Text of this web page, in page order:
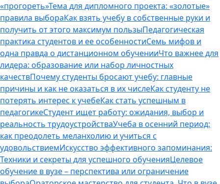
«прогореть»Тема для дипломного проекта: «золотые»
правила выбораКак взять учебу в собственные руки и
получить от этого максимум пользыПедагогическая
практика студентов и ее особенностиСемь мифов и
одна правда о дистанционном обученииЧто важнее для
лидера: образование или набор личностных
качествПочему студенты бросают учебу: главные
причины и как не оказаться в их числеКак студенту не
потерять интерес к учебеКак стать успешным в
педагогикеСтудент ищет работу: ожидания, выбор и
реальность трудоустройстваУчеба в осенний период:
как преодолеть меланхолию и учиться с
удовольствиемИскусство эффективного запоминания:
Техники и секреты для успешного обученияЦелевое
обучение в вузе – перспектива или ограничение